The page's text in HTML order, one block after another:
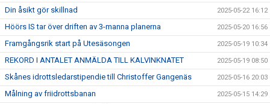
Din åsikt gör skillnad 2025-05-22 16:12
Höörs IS tar över driften av 3-manna planerna 2025-05-20 16:56
Framgångsrik start på Utesäsongen 2025-05-19 10:34
REKORD I ANTALET ANMÄLDA TILL KALVINKNATET 2025-05-19 08:50
Skånes idrottsledarstipendie till Christoffer Gangenäs 2025-05-16 20:03
Målning av friidrottsbanan 2025-05-15 14:29